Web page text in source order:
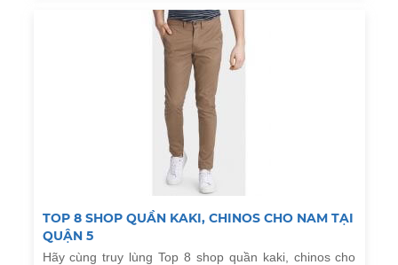
TOP 8 SHOP QUẦN KAKI, CHINOS CHO NAM TẠI
QUẬN 5
Hãy cùng truy lùng Top 8 shop quần kaki, chinos cho